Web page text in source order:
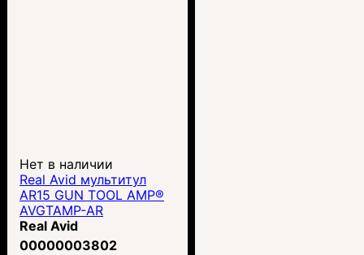
Нет в наличии
Real Avid мультитул
AR15 GUN TOOL AMP®
AVGTAMP-AR
Real Avid
00000003802